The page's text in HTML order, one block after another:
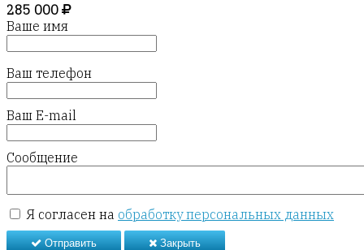
285 000
Ваше имя
Ваш телефон
Ваш E-mail
Сообщение
Я согласен на обработку персональных данных
Отправить Закрыть